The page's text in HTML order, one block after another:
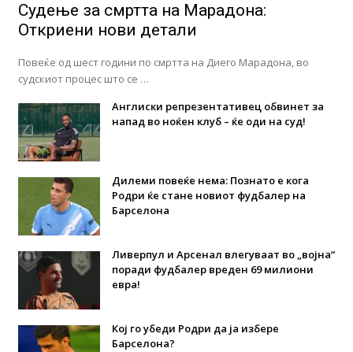
Судење за смртта на Марадона:
Откриени нови детали
Повеќе од шест години по смртта на Диего Марадона, во
судскиот процес што се …
Англиски репрезентативец обвинет за
напад во ноќен клуб – ќе оди на суд!
Дилеми повеќе нема: Познато е кога
Родри ќе стане новиот фудбалер на
Барселона
Ливерпул и Арсенал влегуваат во „војна“
поради фудбалер вреден 69 милиони
евра!
Кој го убеди Родри да ја избере
Барселона?